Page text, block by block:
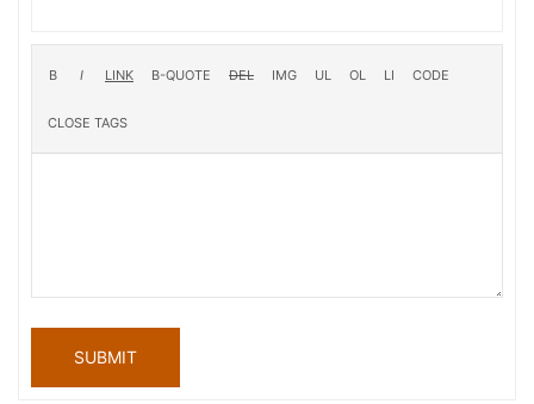
SUBMIT